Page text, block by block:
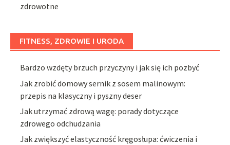
zdrowotne
FITNESS, ZDROWIE I URODA
Bardzo wzdęty brzuch przyczyny i jak się ich pozbyć
Jak zrobić domowy sernik z sosem malinowym:
przepis na klasyczny i pyszny deser
Jak utrzymać zdrową wagę: porady dotyczące
zdrowego odchudzania
Jak zwiększyć elastyczność kręgosłupa: ćwiczenia i